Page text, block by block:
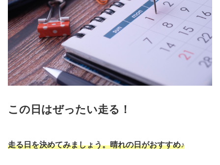
この日はぜったい走る！
走る日を決めてみましょう。晴れの日がおすすめ♪